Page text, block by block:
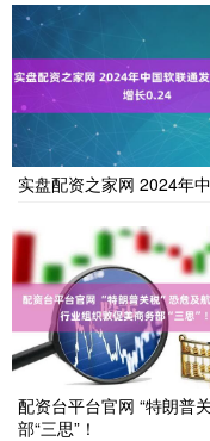
实盘配资之家网 2024年
配资台平台官网 “特朗普
部“三思”！